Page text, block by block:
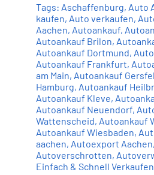
Tags: Aschaffenburg, Auto
kaufen, Auto verkaufen,
Aachen, Autoankauf,
Autoankauf Brilon,
Autoankauf Dortmund,
Autoankauf Frankfurt,
am Main, Autoankauf
Hamburg, Autoankauf
Autoankauf Kleve,
Autoankauf Neuendorf,
Wattenscheid, Autoankauf
Autoankauf Wiesbaden,
aachen, Autoexport Aachen,
Autoverschrotten,
Einfach & Schnell Verkaufen